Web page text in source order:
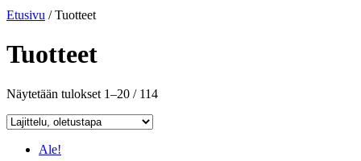
Etusivu / Tuotteet
Tuotteet
Näytetään tulokset 1–20 / 114
Ale!